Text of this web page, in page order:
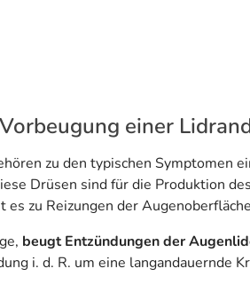
einer
zu den typischen Symptomen
Drüsen sind für die Produktion
zu Reizungen der
beugt Entzündungen der
i. d. R. um eine langandauernde